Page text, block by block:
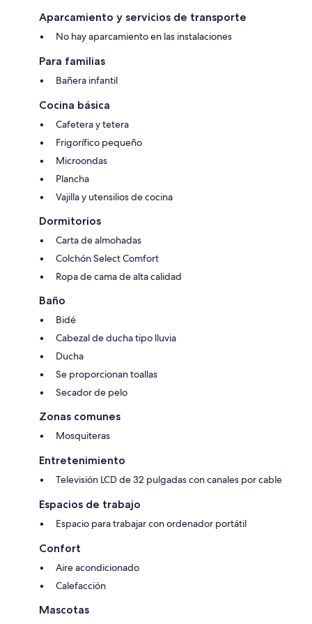
Aparcamiento y servicios de transporte
No hay aparcamiento en las instalaciones
Para familias
Bañera infantil
Cocina básica
Cafetera y tetera
Frigorífico pequeño
Microondas
Plancha
Vajilla y utensilios de cocina
Dormitorios
Carta de almohadas
Colchón Select Comfort
Ropa de cama de alta calidad
Baño
Bidé
Cabezal de ducha tipo lluvia
Ducha
Se proporcionan toallas
Secador de pelo
Zonas comunes
Mosquiteras
Entretenimiento
Televisión LCD de 32 pulgadas con canales por cable
Espacios de trabajo
Espacio para trabajar con ordenador portátil
Confort
Aire acondicionado
Calefacción
Mascotas